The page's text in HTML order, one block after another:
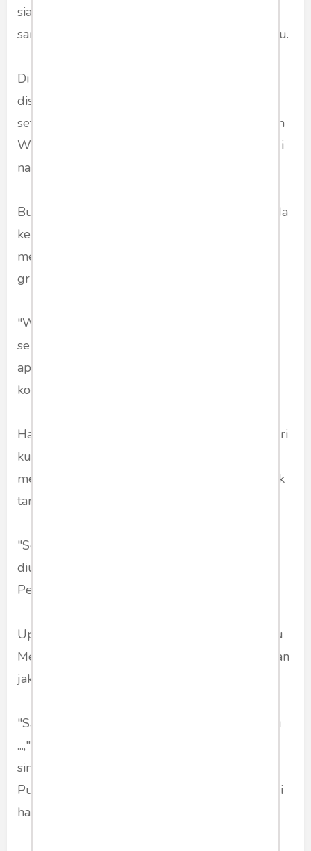
siapa ia didudukkan. Nama Prabowo disebut
sampai lima kali dalam pidato satu jam lebih itu.
Di awal pidato pun nama Prabowo sudah
disebut di kelompok 'yang saya hormati'. Yakni
setelah nama Presiden, Wapres Jusuf Kalla dan
Wapres terpilih KH Ma'ruf Amin. Tidak ada lagi
nama lain yang disebut.
Bu Mega perlu mengucapkan terima kasih pada
kehadiran Prabowo. Yang, katanya, telah ikut
menghangatkan kongres itu. Yang disambut
grrrrr hadirin.
"Waktu saya bertemu yang heboh itu,
sebenarnya saya hanya mengatakan... Mas..
apakah mau hadir kalau saya undang ke
kongres," ujar Bu Mega.
Hadirin gerrr lagi. Pak Prabowo pun berdiri dari
kursinya. Agak lama. Sambil sedikit
membungkuk. Dan menangkupkan dua telapak
tangan di depan dadanya.
"Sekarang ini yang tidak diundang pun minta
diundang. Begitulah kalau menjadi pemenang
Pemilu," guraunya.
Ups. Masih ada satu nama lagi yang disebut Bu
Mega: Ahok. Yang juga hadir di kongres. Dengan
jaket merah. Duduk di bagian tengah.
"Saya tidak mau panggil nama barunya...apa itu
...," kata Bu Mega sambil mengingat-ingat
singkatannya. "Be... Ce.. Pe.. Basuki Cahaya
Purnama. Sulit mengingatnya. Saya tadi sampai
harus menghafal," katanya.